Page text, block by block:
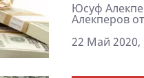
Юсуф
Алекперов
22 Май 2020,